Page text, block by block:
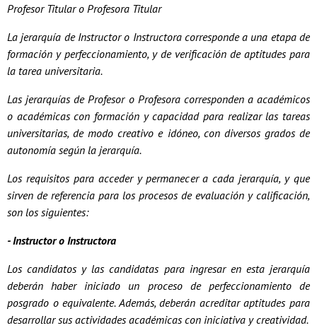
Profesor Titular o Profesora Titular
La jerarquía de Instructor o Instructora corresponde a una etapa de
formación y perfeccionamiento, y de verificación de aptitudes para
la tarea universitaria.
Las jerarquías de Profesor o Profesora corresponden a académicos
o académicas con formación y capacidad para realizar las tareas
universitarias, de modo creativo e idóneo, con diversos grados de
autonomía según la jerarquía.
Los requisitos para acceder y permanecer a cada jerarquía, y que
sirven de referencia para los procesos de evaluación y calificación,
son los siguientes:
- Instructor o Instructora
Los candidatos y las candidatas para ingresar en esta jerarquía
deberán haber iniciado un proceso de perfeccionamiento de
posgrado o equivalente. Además, deberán acreditar aptitudes para
desarrollar sus actividades académicas con iniciativa y creatividad.